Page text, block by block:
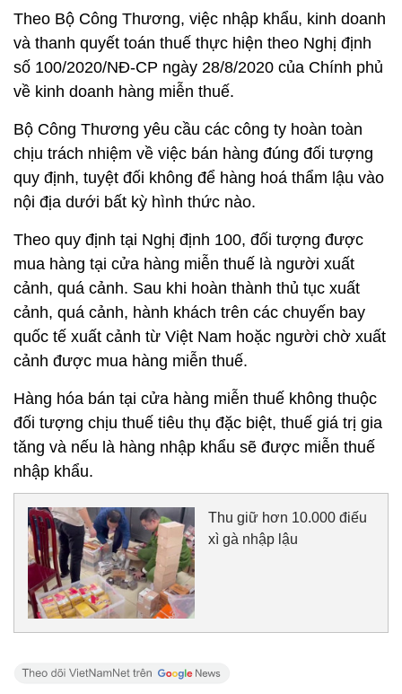
Theo Bộ Công Thương, việc nhập khẩu, kinh doanh
và thanh quyết toán thuế thực hiện theo Nghị định
số 100/2020/NĐ-CP ngày 28/8/2020 của Chính phủ
về kinh doanh hàng miễn thuế.
Bộ Công Thương yêu cầu các công ty hoàn toàn
chịu trách nhiệm về việc bán hàng đúng đối tượng
quy định, tuyệt đối không để hàng hoá thẩm lậu vào
nội địa dưới bất kỳ hình thức nào.
Theo quy định tại Nghị định 100, đối tượng được
mua hàng tại cửa hàng miễn thuế là người xuất
cảnh, quá cảnh. Sau khi hoàn thành thủ tục xuất
cảnh, quá cảnh, hành khách trên các chuyến bay
quốc tế xuất cảnh từ Việt Nam hoặc người chờ xuất
cảnh được mua hàng miễn thuế.
Hàng hóa bán tại cửa hàng miễn thuế không thuộc
đối tượng chịu thuế tiêu thụ đặc biệt, thuế giá trị gia
tăng và nếu là hàng nhập khẩu sẽ được miễn thuế
nhập khẩu.
Thu giữ hơn 10.000 điếu
xì gà nhập lậu